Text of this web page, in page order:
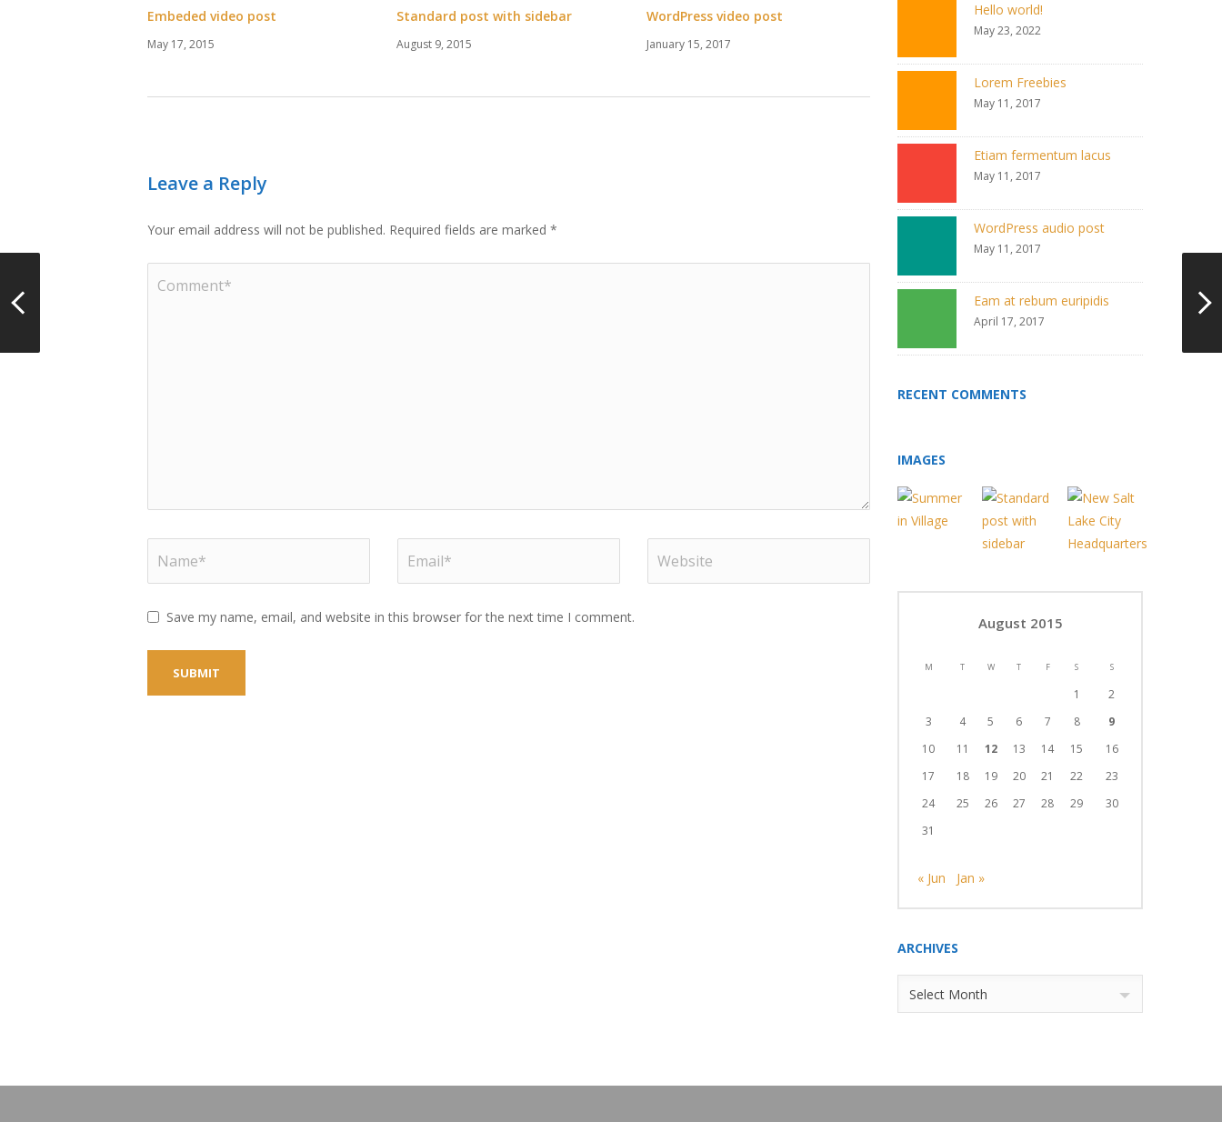
Embeded video post
May 17, 2015
Standard post with sidebar
August 9, 2015
WordPress video post
January 15, 2017
Leave a Reply
Your email address will not be published. Required fields are marked *
Save my name, email, and website in this browser for the next time I comment.
Hello world!
May 23, 2022
Lorem Freebies
May 11, 2017
Etiam fermentum lacus
May 11, 2017
WordPress audio post
May 11, 2017
Eam at rebum euripidis
April 17, 2017
RECENT COMMENTS
IMAGES
August 2015
M T W T F S S
1
2
3
4 5 6 7 8
9
10
11 12 13 14 15
16
17
18 19 20 21 22
23
24
25 26 27 28 29
30
31
« Jun Jan »
ARCHIVES
Archives
Select Month